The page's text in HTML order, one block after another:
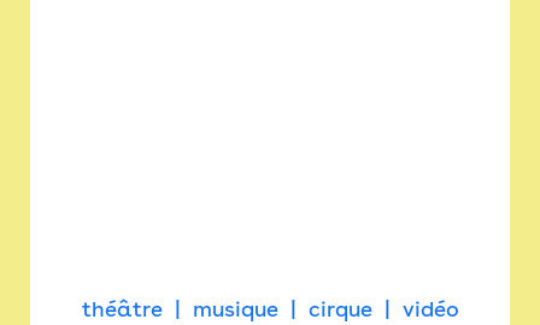
théâtre musique cirque vidéo